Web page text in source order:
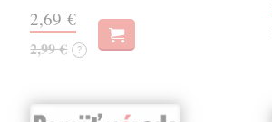
2,69 €
2,99 € ?